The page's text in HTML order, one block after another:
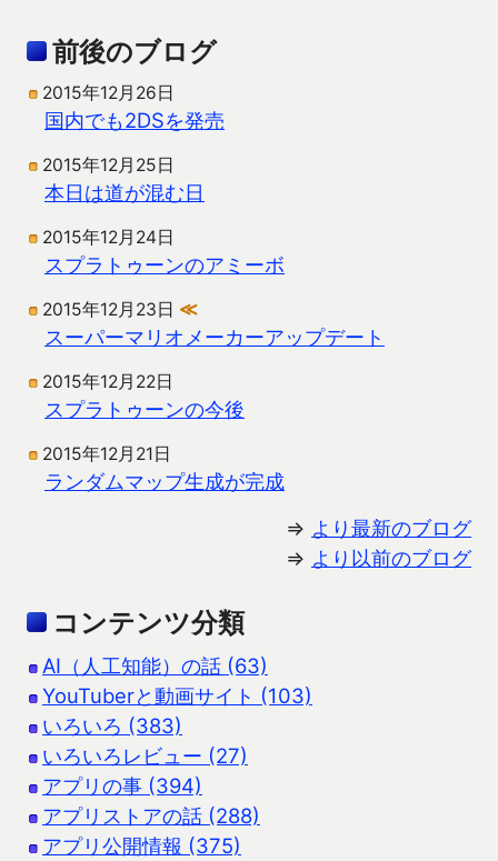
前後のブログ
2015年12月26日
国内でも2DSを発売
2015年12月25日
本日は道が混む日
2015年12月24日
スプラトゥーンのアミーボ
2015年12月23日 ≪
スーパーマリオメーカーアップデート
2015年12月22日
スプラトゥーンの今後
2015年12月21日
ランダムマップ生成が完成
⇒ より最新のブログ
⇒ より以前のブログ
コンテンツ分類
AI（人工知能）の話 (63)
YouTuberと動画サイト (103)
いろいろ (383)
いろいろレビュー (27)
アプリの事 (394)
アプリストアの話 (288)
アプリ公開情報 (375)